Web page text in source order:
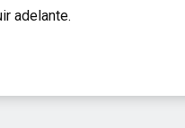
adelante.